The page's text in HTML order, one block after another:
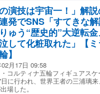
手、銅メダルおめでと
しみつくした中井。す
(17) 「次のオリンピッ
いけないところもたく
景色が見られるように
真央さんが見せた〝ト
ん(当時14歳) 「夢は『
レベルに達していない
ピックに出られるよう
潟市出身・中井亜美。
獲得へ。勝負のフリー
たい。」 フリーでも〝
ーは、20日(金)午前3時
位 中井亜美(17) 「自分
一番楽しかったなと思
めてあげたい。この大
たい。」 メダルをかけ
目となる大技『トリプ
した。 中井はショート
【女子ショート】 1位
76.59 ■中井亜美選手
の最後まで楽しむ気持
の演技は宇宙一！」解
発でSNS「すてきな
ゅう“歴史的”大逆転
泣して化粧取れた」【
】
月17日 09:58
コルティナ五輪フィギュアス
に行われ、世界王者の三浦璃
場した。